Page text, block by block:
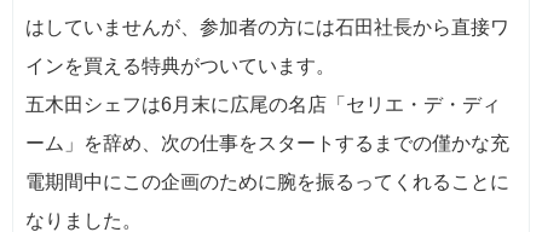
はしていませんが、参加者の方には石田社長から直接ワ
インを買える特典がついています。
五木田シェフは6月末に広尾の名店「セリエ・デ・ディ
ーム」を辞め、次の仕事をスタートするまでの僅かな充
電期間中にこの企画のために腕を振るってくれることに
なりました。